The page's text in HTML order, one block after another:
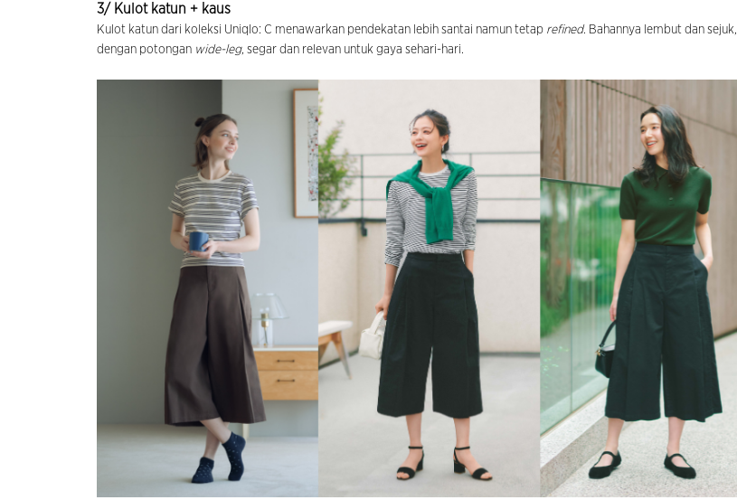
3/ Kulot katun + kaus
Kulot katun dari koleksi Uniqlo: C menawarkan pendekatan lebih santai namun tetap refined. Bahannya lembut dan sejuk,
dengan potongan wide-leg, segar dan relevan untuk gaya sehari-hari.